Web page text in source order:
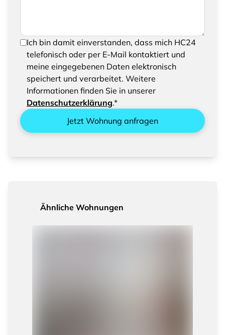
Um Ihre Anfrage senden zu können, bestätigen
Sie bitte das Speichern und Verarbeiten Ihrer
eingegebenen Daten
Ich bin damit einverstanden, dass mich HC24
telefonisch oder per E-Mail kontaktiert und
meine eingegebenen Daten elektronisch
speichert und verarbeitet. Weitere
Informationen finden Sie in unserer
Datenschutzerklärung.*
Jetzt Wohnung anfragen
Ähnliche Wohnungen